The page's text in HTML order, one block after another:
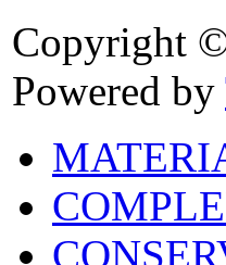
Copyright
Powered by